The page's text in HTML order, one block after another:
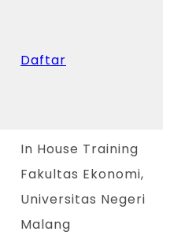
Daftar
In House Training
Fakultas Ekonomi,
Universitas Negeri
Malang